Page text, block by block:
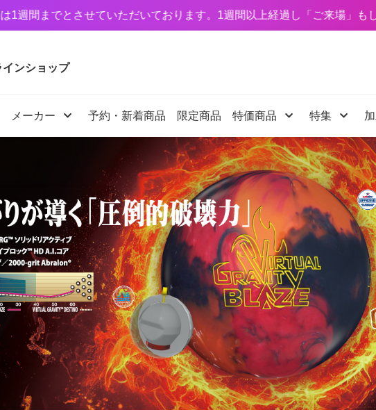
いております。1週間以上経過し「ご来場」もしくは「お振込み
インショップ
メーカー 予約・新着商品 限定商品 特価商品 特集
リー
ー
新着商品
品
品
料金表